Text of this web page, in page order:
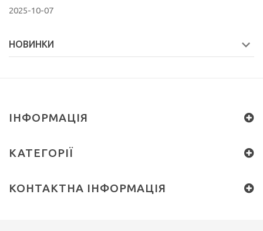
2025-10-07
НОВИНКИ
ІНФОРМАЦІЯ
КАТЕГОРІЇ
КОНТАКТНА ІНФОРМАЦІЯ